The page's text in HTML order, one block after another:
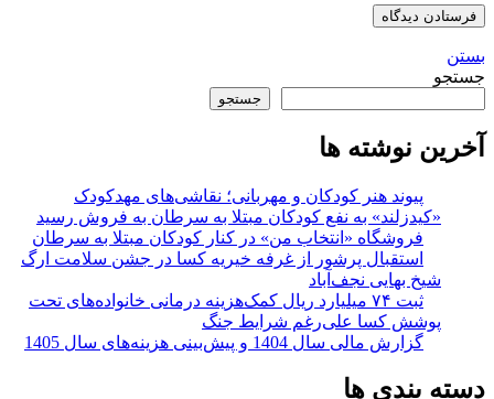
بستن
جستجو
جستجو
آخرین نوشته ها
پیوند هنر کودکان و مهربانی؛ نقاشی‌های مهدکودک
«کیدزلند» به نفع کودکان مبتلا به سرطان به فروش رسید
فروشگاه «انتخاب من» در کنار کودکان مبتلا به سرطان
استقبال پرشور از غرفه خیریه کسا در جشن سلامت ارگ
شیخ بهایی نجف‌آباد
ثبت ۷۴ میلیارد ریال کمک‌هزینه درمانی خانواده‌های تحت
پوشش کسا علی‌رغم شرایط جنگ
گزارش مالی سال 1404 و پیش‌بینی هزینه‌های سال 1405
دسته بندی ها